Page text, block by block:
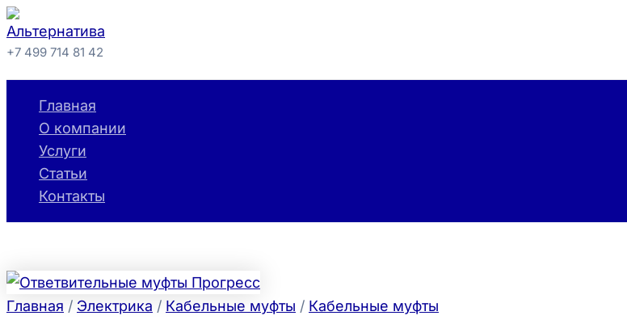
Перейти
к
содержимому
+7 499 714 81 42
Главная
О компании
Услуги
Статьи
Контакты
Главная / Электрика / Кабельные муфты / Кабельные муфты
Количество
товара
Ответвительная
муфта
16/50-